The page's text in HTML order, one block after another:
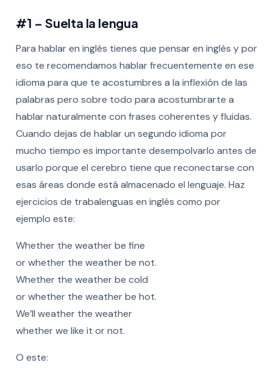
#1 – Suelta la lengua
Para hablar en inglés tienes que pensar en inglés y por
eso te recomendamos hablar frecuentemente en ese
idioma para que te acostumbres a la inflexión de las
palabras pero sobre todo para acostumbrarte a
hablar naturalmente con frases coherentes y fluidas.
Cuando dejas de hablar un segundo idioma por
mucho tiempo es importante desempolvarlo antes de
usarlo porque el cerebro tiene que reconectarse con
esas áreas donde está almacenado el lenguaje. Haz
ejercicios de trabalenguas en inglés como por
ejemplo este:
Whether the weather be fine
or whether the weather be not.
Whether the weather be cold
or whether the weather be hot.
We’ll weather the weather
whether we like it or not.
O este: